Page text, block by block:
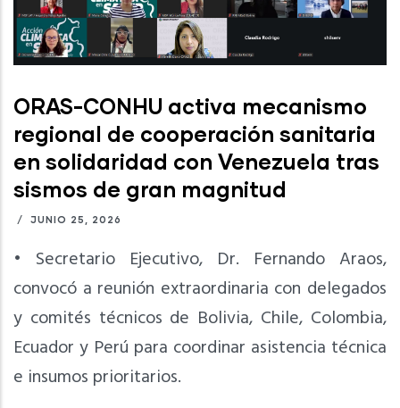
ORAS-CONHU activa mecanismo
regional de cooperación sanitaria
en solidaridad con Venezuela tras
sismos de gran magnitud
/ JUNIO 25, 2026
• Secretario Ejecutivo, Dr. Fernando Araos,
convocó a reunión extraordinaria con delegados
y comités técnicos de Bolivia, Chile, Colombia,
Ecuador y Perú para coordinar asistencia técnica
e insumos prioritarios.